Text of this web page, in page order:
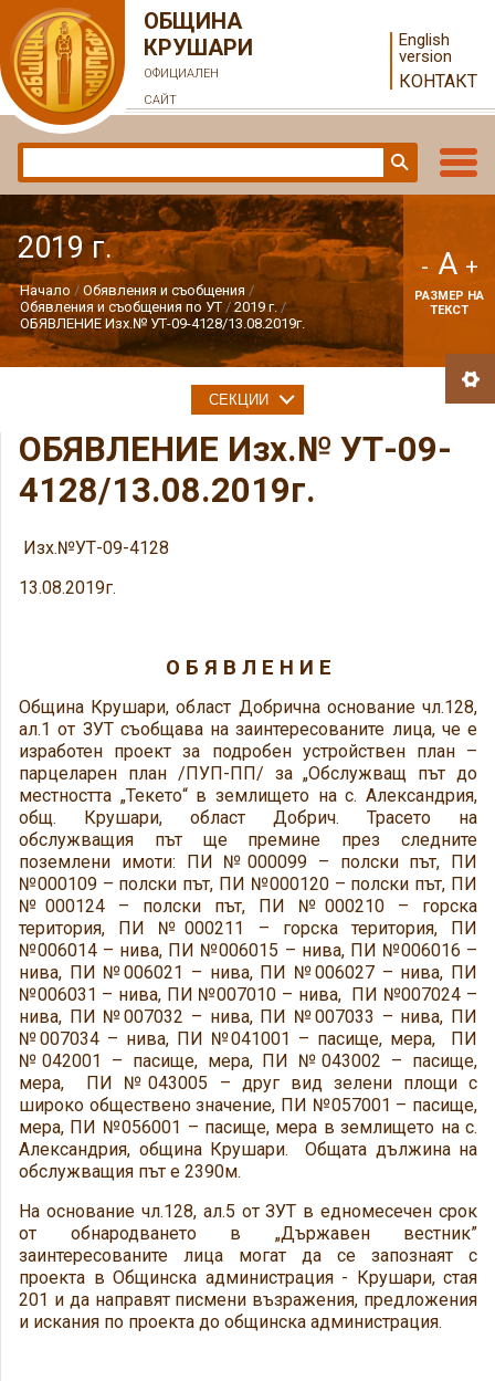
ОБЩИНА
КРУШАРИ
ОФИЦИАЛЕН
САЙТ
English
version
КОНТАКТ
2019 г.
Начало
Обявления и съобщения
Обявления и съобщения по УТ
2019 г.
ОБЯВЛЕНИЕ Изх.№ УТ-09-4128/13.08.2019г.
- A +
РАЗМЕР НА
ТЕКСТ
ОБЯВЛЕНИЕ Изх.№ УТ-09-
4128/13.08.2019г.
Изх.№УТ-09-4128
13.08.2019г.
О Б Я В Л Е Н И Е
Община Крушари, област Добрична основание чл.128,
ал.1 от ЗУТ съобщава на заинтересованите лица, че е
изработен проект за подробен устройствен план –
парцеларен план /ПУП-ПП/ за „Обслужващ път до
местността „Текето“ в землището на с. Александрия,
общ. Крушари, област Добрич. Трасето на
обслужващия път ще премине през следните
поземлени имоти: ПИ №000099 – полски път, ПИ
№000109 – полски път, ПИ №000120 – полски път, ПИ
№000124 – полски път, ПИ №000210 – горска
територия, ПИ №000211 – горска територия, ПИ
№006014 – нива, ПИ №006015 – нива, ПИ №006016 –
нива, ПИ №006021 – нива, ПИ №006027 – нива, ПИ
№006031 – нива, ПИ №007010 – нива, ПИ №007024 –
нива, ПИ №007032 – нива, ПИ №007033 – нива, ПИ
№007034 – нива, ПИ №041001 – пасище, мера, ПИ
№042001 – пасище, мера, ПИ №043002 – пасище,
мера, ПИ №043005 – друг вид зелени площи с
широко обществено значение, ПИ №057001 – пасище,
мера, ПИ №056001 – пасище, мера в землището на с.
Александрия, община Крушари. Общата дължина на
обслужващия път е 2390м.
На основание чл.128, ал.5 от ЗУТ в едномесечен срок
от обнародването в „Държавен вестник”
заинтересованите лица могат да се запознаят с
проекта в Общинска администрация - Крушари, стая
201 и да направят писмени възражения, предложения
и искания по проекта до общинска администрация.
СЕКЦИИ